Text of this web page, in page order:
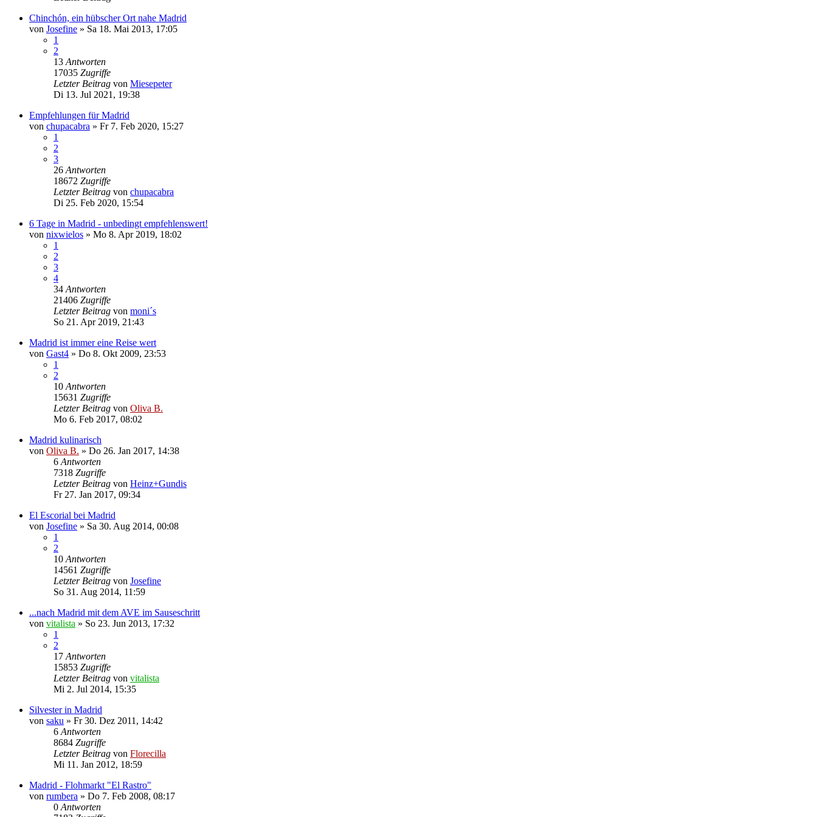
Chinchón, ein hübscher Ort nahe Madrid
von Josefine » Sa 18. Mai 2013, 17:05
1
2
13 Antworten
17035 Zugriffe
Letzter Beitrag von Miesepeter
Di 13. Jul 2021, 19:38
Empfehlungen für Madrid
von chupacabra » Fr 7. Feb 2020, 15:27
1
2
3
26 Antworten
18672 Zugriffe
Letzter Beitrag von chupacabra
Di 25. Feb 2020, 15:54
6 Tage in Madrid - unbedingt empfehlenswert!
von nixwielos » Mo 8. Apr 2019, 18:02
1
2
3
4
34 Antworten
21406 Zugriffe
Letzter Beitrag von moni´s
So 21. Apr 2019, 21:43
Madrid ist immer eine Reise wert
von Gast4 » Do 8. Okt 2009, 23:53
1
2
10 Antworten
15631 Zugriffe
Letzter Beitrag von Oliva B.
Mo 6. Feb 2017, 08:02
Madrid kulinarisch
von Oliva B. » Do 26. Jan 2017, 14:38
6 Antworten
7318 Zugriffe
Letzter Beitrag von Heinz+Gundis
Fr 27. Jan 2017, 09:34
El Escorial bei Madrid
von Josefine » Sa 30. Aug 2014, 00:08
1
2
10 Antworten
14561 Zugriffe
Letzter Beitrag von Josefine
So 31. Aug 2014, 11:59
...nach Madrid mit dem AVE im Sauseschritt
von vitalista » So 23. Jun 2013, 17:32
1
2
17 Antworten
15853 Zugriffe
Letzter Beitrag von vitalista
Mi 2. Jul 2014, 15:35
Silvester in Madrid
von saku » Fr 30. Dez 2011, 14:42
6 Antworten
8684 Zugriffe
Letzter Beitrag von Florecilla
Mi 11. Jan 2012, 18:59
Madrid - Flohmarkt "El Rastro"
von rumbera » Do 7. Feb 2008, 08:17
0 Antworten